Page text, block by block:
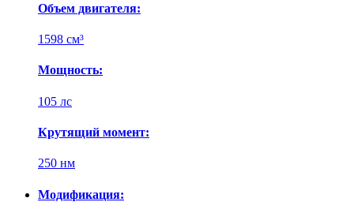
Объем двигателя:
1598 см³
Мощность:
105 лс
Крутящий момент:
250 нм
Модификация: